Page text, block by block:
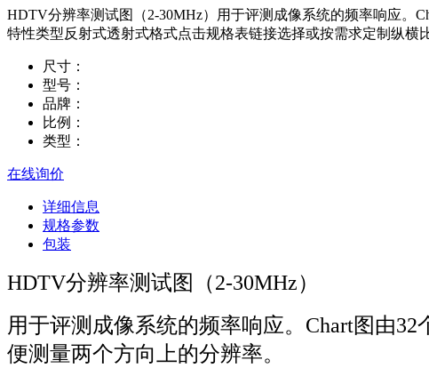
HDTV分辨率测试图（2-30MHz）用于评测成像系统的频率响应。
特性类型反射式透射式格式点击规格表链接选择或按需求定制纵横
尺寸：
型号：
品牌：
比例：
类型：
在线询价
详细信息
规格参数
包装
HDTV分辨率测试图（2-30MHz）
用于评测成像系统的频率响应。Chart图由
便测量两个方向上的分辨率。